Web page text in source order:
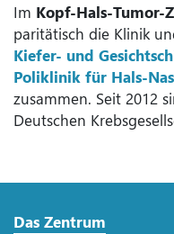
Im Kopf-Hals-Tumor-
paritätisch die Klinik
Kiefer- und
Poliklinik für Hals-
zusammen. Seit 2012
Deutschen
Das Zentrum